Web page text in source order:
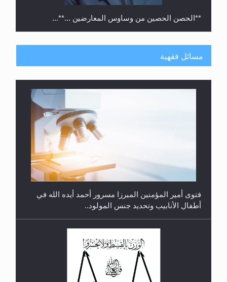
**الحصن الحصين من وساوس المعارضين ...**...
رأيٌ في لغة المسيح الموعود عليه السلام.. 4...
مسائل فقهية
فتوى أمير المؤمنين الميرزا مسرور أحمد أيده الله في
أطفال الأنابيب وتحديد جنس المولود..